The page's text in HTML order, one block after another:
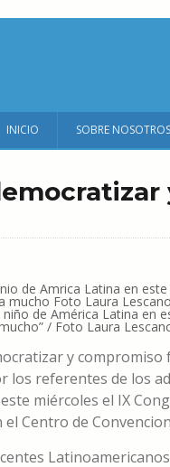
INICIO SOBRE NOSOTROS
de América Latina
/ Foto Laura
y
referentes de los
miércoles el IX
Centro de